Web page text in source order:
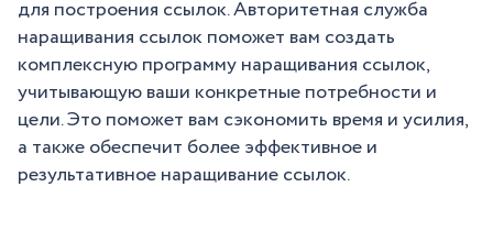
для построения ссылок. Авторитетная служба
наращивания ссылок поможет вам создать
комплексную программу наращивания ссылок,
учитывающую ваши конкретные потребности и
цели. Это поможет вам сэкономить время и усилия,
а также обеспечит более эффективное и
результативное наращивание ссылок.